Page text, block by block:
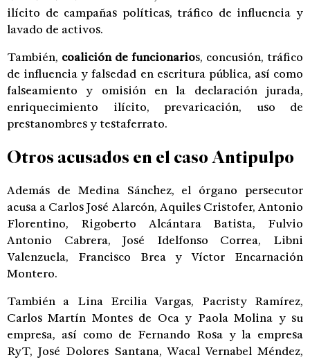
ilícito de campañas políticas, tráfico de influencia y
lavado de activos.
También, coalición de funcionarios, concusión, tráfico
de influencia y falsedad en escritura pública, así como
falseamiento y omisión en la declaración jurada,
enriquecimiento ilícito, prevaricación, uso de
prestanombres y testaferrato.
Otros acusados en el caso Antipulpo
Además de Medina Sánchez, el órgano persecutor
acusa a Carlos José Alarcón, Aquiles Cristofer, Antonio
Florentino, Rigoberto Alcántara Batista, Fulvio
Antonio Cabrera, José Idelfonso Correa, Libni
Valenzuela, Francisco Brea y Víctor Encarnación
Montero.
También a Lina Ercilia Vargas, Pacristy Ramírez,
Carlos Martín Montes de Oca y Paola Molina y su
empresa, así como de Fernando Rosa y la empresa
RyT, José Dolores Santana, Wacal Vernabel Méndez,